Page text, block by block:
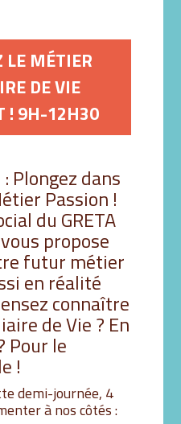
LE MÉTIER
DE VIE
! 9H-12H30
Plongez dans
Passion !
du GRETA
propose
futur métier
en réalité
connaître
de Vie ? En
Pour le
!
demi-journée, 4
à nos côtés :